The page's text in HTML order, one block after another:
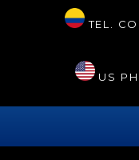
TEL.
US